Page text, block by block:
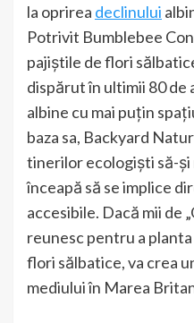
la oprirea declinului
Potrivit Bumblebee
pajiștile de flori
dispărut în ultimii 80 de
albine cu mai puțin
baza sa, Backyard
tinerilor ecologiști să-și
înceapă să se implice
accesibile. Dacă mii de
reunesc pentru a
flori sălbatice, va crea
mediului în Marea